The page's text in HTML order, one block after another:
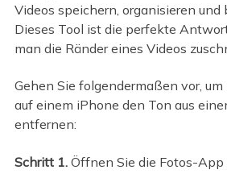
Videos speichern, organisieren und
Dieses Tool ist die perfekte
man die Ränder eines Videos
Gehen Sie folgendermaßen vor,
auf einem iPhone den Ton aus
entfernen:
Schritt 1.Öffnen Sie die Fotos-App